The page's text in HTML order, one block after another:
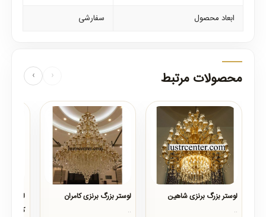
ابعاد محصول
سفارشی
محصولات مرتبط ‹
›
لوستر بزرگ برنزی شاهین
..
لوستر بزرگ برنزی کامران
..
لوستر
کاووس..